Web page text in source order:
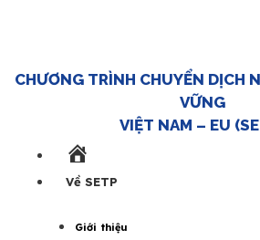
CHƯƠNG TRÌNH CHUYỂN DỊCH
VỮNG
VIỆT NAM – EU
Về SETP
Giới thiệu